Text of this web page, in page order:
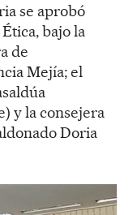
se aprobó
bajo la
de
Mejía; el
y la consejera
Doria